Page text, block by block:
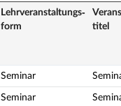
Lehrveranstaltungs­
form
titel
Seminar
Seminar